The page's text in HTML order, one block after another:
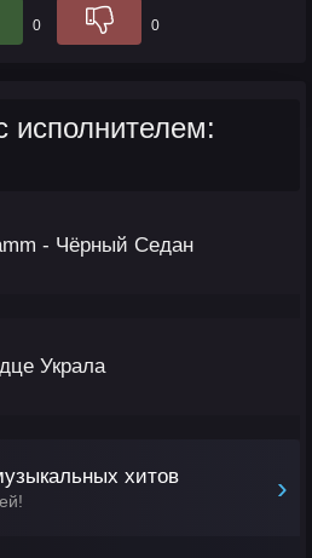
0 0
исполнителем:
- Чёрный Седан
Украла
хитов ›